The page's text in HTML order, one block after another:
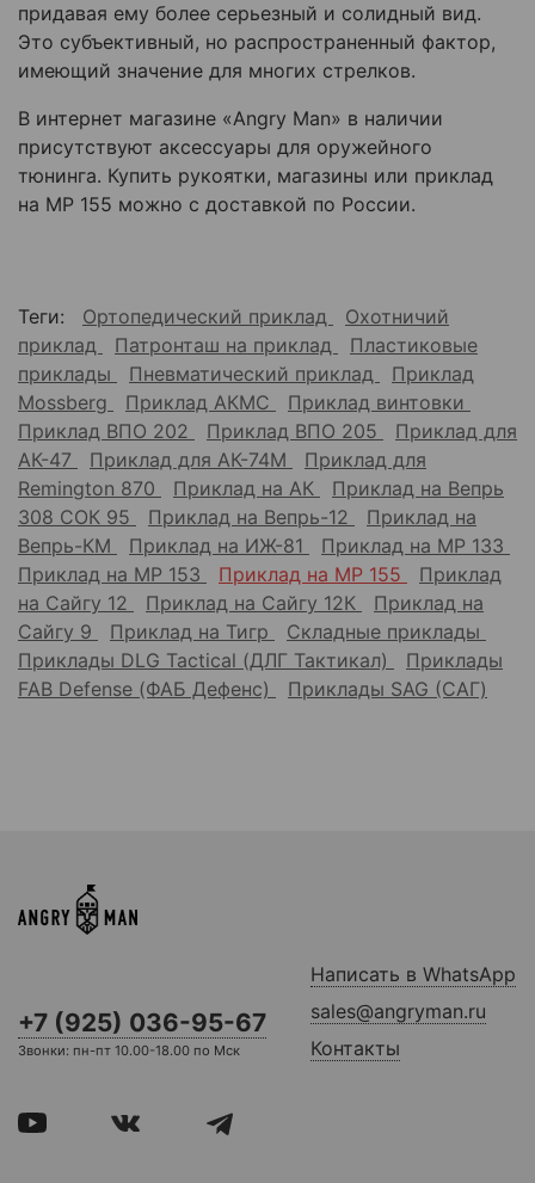
придавая ему более серьезный и солидный вид.
Это субъективный, но распространенный фактор,
имеющий значение для многих стрелков.
В интернет магазине «Angry Man» в наличии
присутствуют аксессуары для оружейного
тюнинга. Купить рукоятки, магазины или приклад
на МР 155 можно с доставкой по России.
Теги: Ортопедический приклад
Охотничий
приклад
Патронташ на приклад
Пластиковые
приклады
Пневматический приклад
Приклад
Mossberg
Приклад АКМС
Приклад винтовки
Приклад ВПО 202
Приклад ВПО 205
Приклад для
АК-47
Приклад для АК-74М
Приклад для
Remington 870
Приклад на АК
Приклад на Вепрь
308 СОК 95
Приклад на Вепрь-12
Приклад на
Вепрь-КМ
Приклад на ИЖ-81
Приклад на МР 133
Приклад на МР 153
Приклад на МР 155
Приклад
на Сайгу 12
Приклад на Сайгу 12К
Приклад на
Сайгу 9
Приклад на Тигр
Складные приклады
Приклады DLG Tactical (ДЛГ Тактикал)
Приклады
FAB Defense (ФАБ Дефенс)
Приклады SAG (САГ)
+7 (925) 036-95-67
Звонки: пн-пт 10.00-18.00 по Мск
Написать в WhatsApp
sales@angryman.ru
Контакты